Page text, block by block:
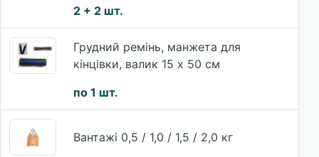
2 + 2 шт.
Грудний ремінь, манжета для
кінцівки, валик 15 x 50 см
по 1 шт.
Вантажі 0,5 / 1,0 / 1,5 / 2,0 кг